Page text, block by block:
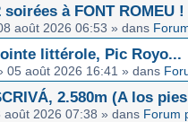
soirées à FONT ROMEU !
août 2026 06:53 » dans
littérole, Pic Royo...
05 août 2026 16:41 » dans
2.580m (A los
août 2026 07:38 » dans Forum